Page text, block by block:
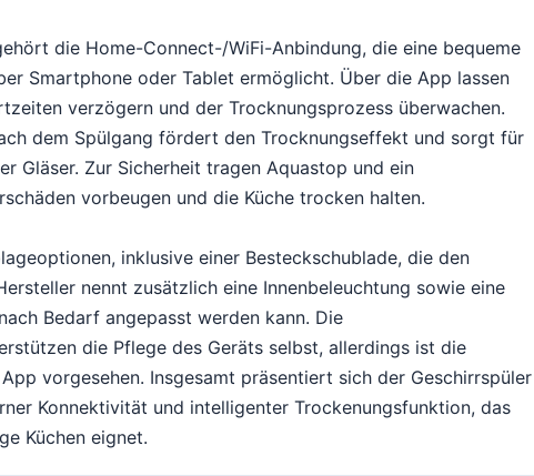
die Home-Connect-/WiFi-Anbindung, die eine bequeme
Smartphone oder Tablet ermöglicht. Über die App lassen
verzögern und der Trocknungsprozess überwachen.
dem Spülgang fördert den Trocknungseffekt und sorgt für
Gläser. Zur Sicherheit tragen Aquastop und ein
vorbeugen und die Küche trocken halten.
inklusive einer Besteckschublade, die den
nennt zusätzlich eine Innenbeleuchtung sowie eine
Bedarf angepasst werden kann. Die
die Pflege des Geräts selbst, allerdings ist die
vorgesehen. Insgesamt präsentiert sich der Geschirrspüler
Konnektivität und intelligenter Trockenungsfunktion, das
Küchen eignet.